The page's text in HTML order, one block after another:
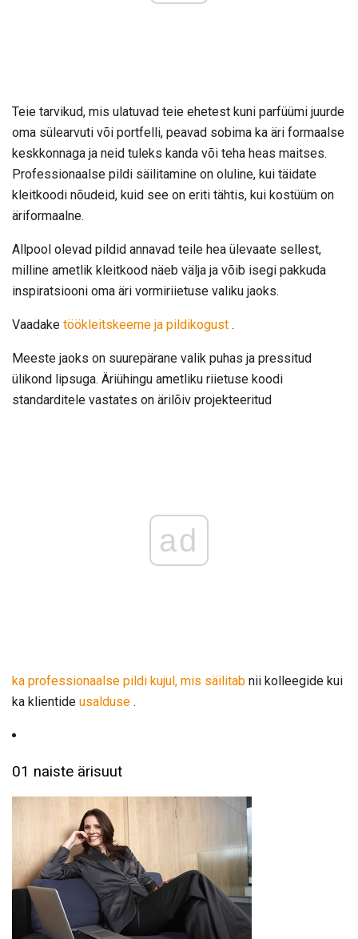
Teie tarvikud, mis ulatuvad teie ehetest kuni parfüümi juurde
oma sülearvuti või portfelli, peavad sobima ka äri formaalse
keskkonnaga ja neid tuleks kanda või teha heas maitses.
Professionaalse pildi säilitamine on oluline, kui täidate
kleitkoodi nõudeid, kuid see on eriti tähtis, kui kostüüm on
äriformaalne.
Allpool olevad pildid annavad teile hea ülevaate sellest,
milline ametlik kleitkood näeb välja ja võib isegi pakkuda
inspiratsiooni oma äri vormiriietuse valiku jaoks.
Vaadake töökleitskeeme ja pildikogust .
Meeste jaoks on suurepärane valik puhas ja pressitud
ülikond lipsuga. Äriühingu ametliku riietuse koodi
standarditele vastates on ärilõiv projekteeritud
ad
ka professionaalse pildi kujul, mis säilitab nii kolleegide kui
ka klientide usalduse .
01 naiste ärisuut